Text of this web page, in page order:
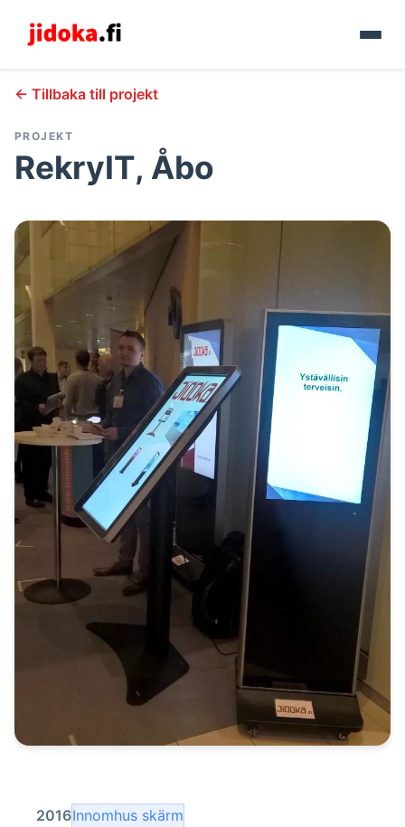
← Tillbaka till projekt
PROJEKT
RekryIT, Åbo
2016Innomhus skärm